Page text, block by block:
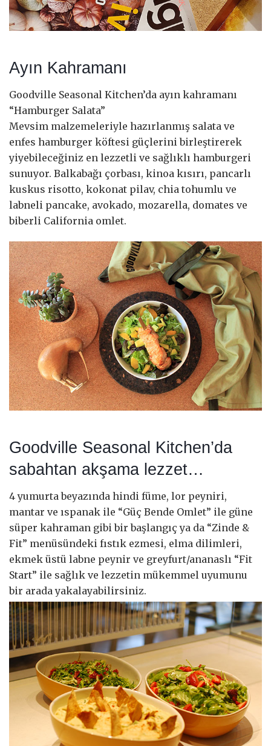
Ayın Kahramanı
Goodville Seasonal Kitchen’da ayın kahramanı
“Hamburger Salata”
Mevsim malzemeleriyle hazırlanmış salata ve
enfes hamburger köftesi güçlerini birleştirerek
yiyebileceğiniz en lezzetli ve sağlıklı hamburgeri
sunuyor. Balkabağı çorbası, kinoa kısırı, pancarlı
kuskus risotto, kokonat pilav, chia tohumlu ve
labneli pancake, avokado, mozarella, domates ve
biberli California omlet.
Goodville Seasonal Kitchen’da
sabahtan akşama lezzet…
4 yumurta beyazında hindi füme, lor peyniri,
mantar ve ıspanak ile “Güç Bende Omlet” ile güne
süper kahraman gibi bir başlangıç ya da “Zinde &
Fit” menüsündeki fıstık ezmesi, elma dilimleri,
ekmek üstü labne peynir ve greyfurt/ananaslı “Fit
Start” ile sağlık ve lezzetin mükemmel uyumunu
bir arada yakalayabilirsiniz.